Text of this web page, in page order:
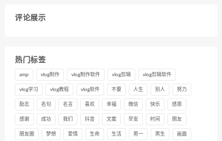
评论展示
热门标签
amp vlog制作 vlog制作软件 vlog剪辑 vlog剪辑软件
vlog学习 vlog教程 vlog软件 不要 人生 别人 努力
励志 名句 名言 喜欢 幸福 微信 快乐 感恩
感谢 成功 我们 抖音 文案 早安 时间 朋友
朋友圈 梦想 爱情 生命 生活 男一 男生 画面